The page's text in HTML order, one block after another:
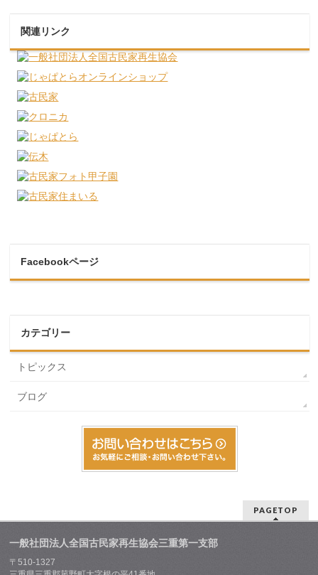
関連リンク
Facebookページ
カテゴリー
トピックス
ブログ
PAGETOP
一般社団法人全国古民家再生協会三重第一支部
〒510-1327